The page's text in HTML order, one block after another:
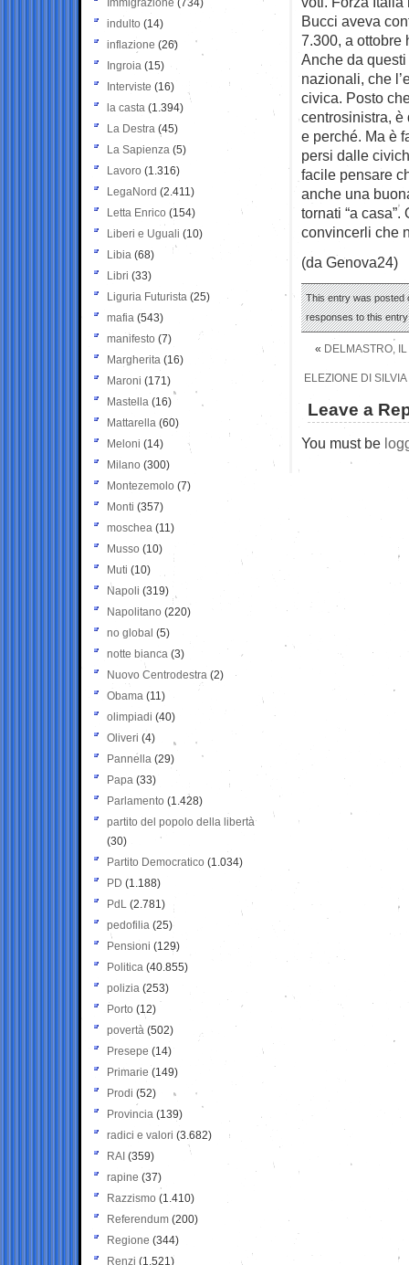
Bucci aveva
7.300, a ottobre
Anche da
nazionali, che
civica. Posto
centrosinistra, è
e perché. Ma è
persi dalle
facile pensare
anche una
tornati “a
convincerli che
(da Genova24)
This entry was posted
responses to this
« DELMASTRO,
ELEZIONE DI
Leave a
You must be
Immigrazione (734)
indulto (14)
inflazione (26)
Ingroia (15)
Interviste (16)
la casta (1.394)
La Destra (45)
La Sapienza (5)
Lavoro (1.316)
LegaNord (2.411)
Letta Enrico (154)
Liberi e Uguali (10)
Libia (68)
Libri (33)
Liguria Futurista (25)
mafia (543)
manifesto (7)
Margherita (16)
Maroni (171)
Mastella (16)
Mattarella (60)
Meloni (14)
Milano (300)
Montezemolo (7)
Monti (357)
moschea (11)
Musso (10)
Muti (10)
Napoli (319)
Napolitano (220)
no global (5)
notte bianca (3)
Nuovo Centrodestra (2)
Obama (11)
olimpiadi (40)
Oliveri (4)
Pannella (29)
Papa (33)
Parlamento (1.428)
partito del popolo della libertà
(30)
Partito Democratico (1.034)
PD (1.188)
PdL (2.781)
pedofilia (25)
Pensioni (129)
Politica (40.855)
polizia (253)
Porto (12)
povertà (502)
Presepe (14)
Primarie (149)
Prodi (52)
Provincia (139)
radici e valori (3.682)
RAI (359)
rapine (37)
Razzismo (1.410)
Referendum (200)
Regione (344)
Renzi (1.521)